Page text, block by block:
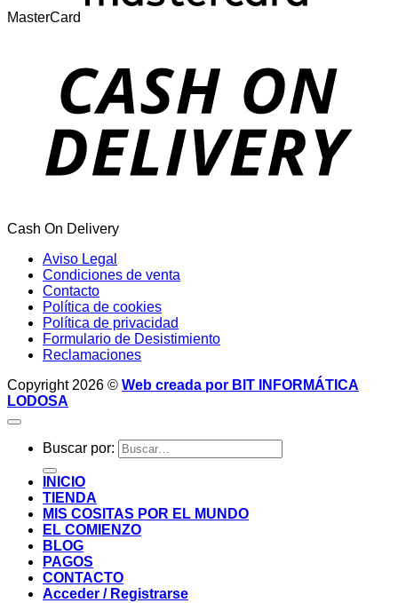
MasterCard
Cash On Delivery
Aviso Legal
Condiciones de venta
Contacto
Política de cookies
Política de privacidad
Formulario de Desistimiento
Reclamaciones
Copyright 2026 © Web creada por BIT INFORMÁTICA
LODOSA
Buscar por:
INICIO
TIENDA
MIS COSITAS POR EL MUNDO
EL COMIENZO
BLOG
PAGOS
CONTACTO
Acceder / Registrarse